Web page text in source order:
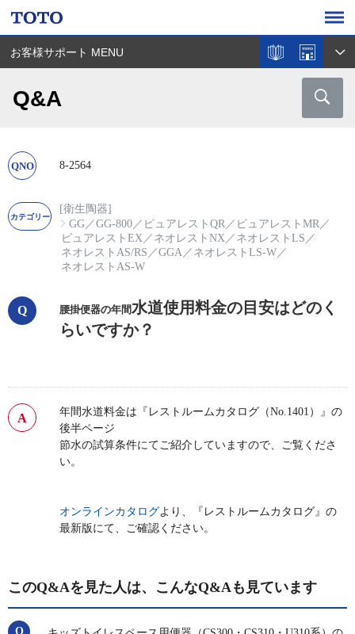
お客様サポート MENU
Q&A
8-2564
[衛生陶器]
GG／GG-800／ ピュアレストQR／ ピュアレストMR／
ピュアレストEX／ ネオレストNX／ ネオレストLS ／
ネオレストAS/RS ／GGA／ ネオレストLS-W／
ネオレストAS-W
腰掛便器の年間水道使用料金の目安はどのく
らいですか？
年間水道料金は『レストルームカタログ（No.1401）』の
後半ページ
節水の試算条件にてご紹介していますので、ご覧くださ
い。
オンラインカタログより、『レストルームカタログ』の
最新版にて、ご確認ください。
このQ&Aを見た人は、こんなQ&Aも見ています